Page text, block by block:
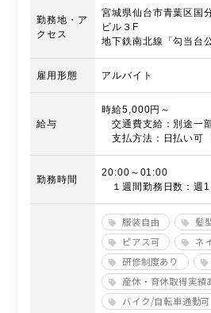
勤務地・ア
クセス
宮城県仙台市青葉区国
ビル３F
地下鉄南北線「勾当台
雇用形態 アルバイト
給与
時給5,000円～
交通費支給：別途一
支払方法：日払い可
勤務時間
20:00～01:00
１週間勤務日数：週1
服装自由 髪
ピアス可
ネ
研修制度あり
産休・育休取得実績
バイク/自転車通勤可